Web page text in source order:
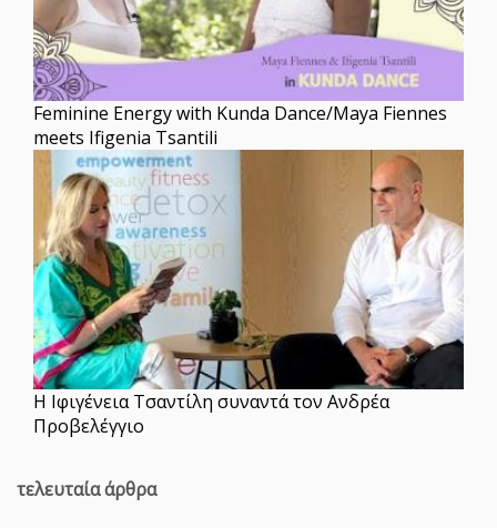
Feminine Energy with Kunda Dance/Maya Fiennes
meets Ifigenia Tsantili
Η Ιφιγένεια Τσαντίλη συναντά τον Ανδρέα
Προβελέγγιο
τελευταία άρθρα